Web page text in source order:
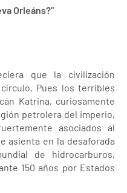
Orleáns?"
que la civilización
Pues los terribles
Katrina, curiosamente
petrolera del imperio,
asociados al
asienta en la desaforada
de hidrocarburos,
150 años por Estados